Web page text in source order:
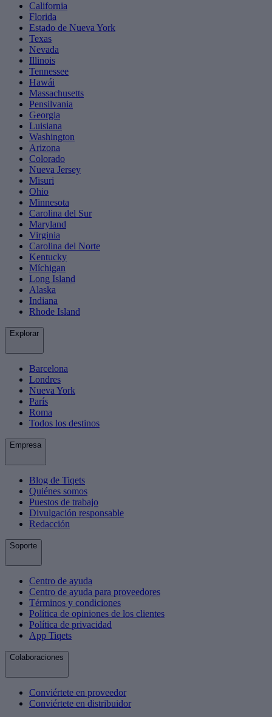
California
Florida
Estado de Nueva York
Texas
Nevada
Illinois
Tennessee
Hawái
Massachusetts
Pensilvania
Georgia
Luisiana
Washington
Arizona
Colorado
Nueva Jersey
Misuri
Ohio
Minnesota
Carolina del Sur
Maryland
Virginia
Carolina del Norte
Kentucky
Míchigan
Long Island
Alaska
Indiana
Rhode Island
Explorar
Barcelona
Londres
Nueva York
París
Roma
Todos los destinos
Empresa
Blog de Tiqets
Quiénes somos
Puestos de trabajo
Divulgación responsable
Redacción
Soporte
Centro de ayuda
Centro de ayuda para proveedores
Términos y condiciones
Política de opiniones de los clientes
Política de privacidad
App Tiqets
Colaboraciones
Conviértete en proveedor
Conviértete en distribuidor